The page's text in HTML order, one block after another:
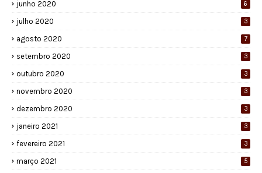
junho 2020 6
julho 2020 3
agosto 2020 7
setembro 2020 3
outubro 2020 3
novembro 2020 3
dezembro 2020 3
janeiro 2021 3
fevereiro 2021 3
março 2021 5